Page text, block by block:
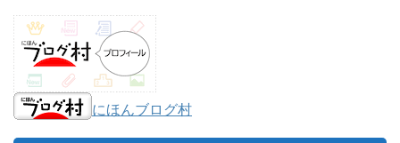
にほんブログ村